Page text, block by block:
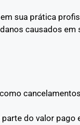
sua prática
causados em
do valor pago